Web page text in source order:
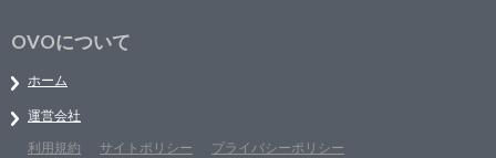
OVOについて
ホーム
運営会社
利用規約
サイトポリシー プライバシーポリシー